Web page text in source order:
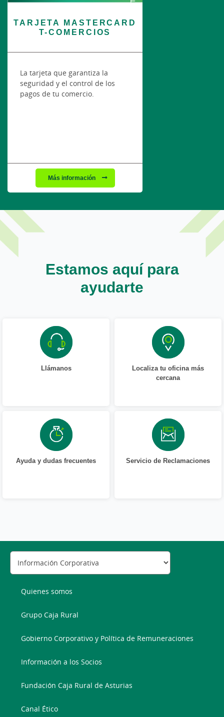
TARJETA MASTERCARD
T-COMERCIOS
La tarjeta que garantiza la
seguridad y el control de los
pagos de tu comercio.
Más información
Estamos aquí para
ayudarte
Llámanos
Localiza tu oficina más
cercana
Ayuda y dudas frecuentes Servicio de Reclamaciones
Quienes somos
Grupo Caja Rural
Gobierno Corporativo y Política de Remuneraciones
Información a los Socios
Fundación Caja Rural de Asturias
Canal Ético